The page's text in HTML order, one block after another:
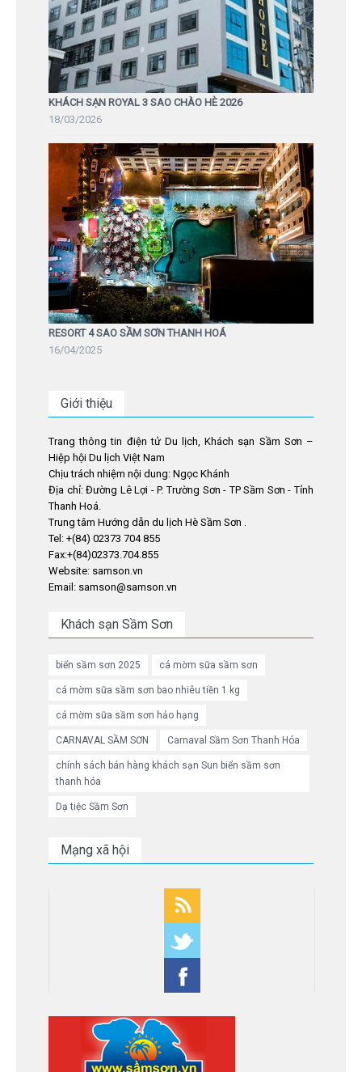
KHÁCH SẠN ROYAL 3 SAO CHÀO HÈ 2026
18/03/2026
RESORT 4 SAO SẦM SƠN THANH HOÁ
16/04/2025
Giới thiệu
Trang thông tin điện tử Du lịch, Khách sạn Sầm Sơn –
Hiệp hội Du lịch Việt Nam
Chịu trách nhiệm nội dung: Ngọc Khánh
Địa chỉ: Đường Lê Lợi - P. Trường Sơn - TP Sầm Sơn - Tỉnh
Thanh Hoá.
Trung tâm Hướng dẫn du lịch Hè Sầm Sơn .
Tel: +(84) 02373 704 855
Fax:+(84)02373.704.855
Website: samson.vn
Email: samson@samson.vn
Khách sạn Sầm Sơn
biển sầm sơn 2025 cá mờm sữa sầm sơn
cá mờm sữa sầm sơn bao nhiêu tiền 1 kg
cá mờm sữa sầm sơn hảo hạng
CARNAVAL SẦM SƠN Carnaval Sầm Sơn Thanh Hóa
chính sách bán hàng khách sạn Sun biển sầm sơn
thanh hóa
Dạ tiệc Sầm Sơn
Mạng xã hội